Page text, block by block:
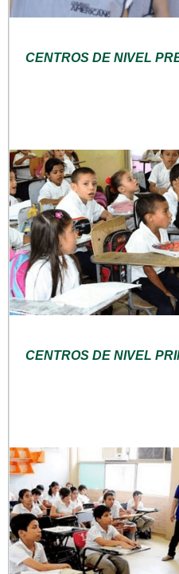
CENTROS DE NIVEL
CENTROS DE NIVEL